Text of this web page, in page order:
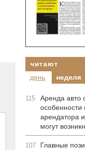
читают
день
неделя
115
Аренда авто
особенности
арендатора
могут
107
Главные